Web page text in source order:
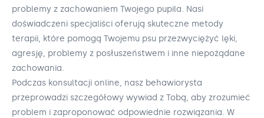
problemy z zachowaniem Twojego pupila. Nasi
doświadczeni specjaliści oferują skuteczne metody
terapii, które pomogą Twojemu psu przezwyciężyć lęki,
agresję, problemy z posłuszeństwem i inne niepożądane
zachowania.
Podczas konsultacji online, nasz behawiorysta
przeprowadzi szczegółowy wywiad z Tobą, aby zrozumieć
problem i zaproponować odpowiednie rozwiązania. W